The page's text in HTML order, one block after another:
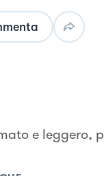
e leggero,